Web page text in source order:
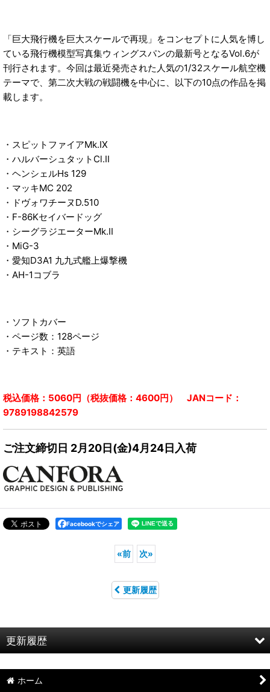
「巨大飛行機を巨大スケールで再現」をコンセプトに人気を博し
ている飛行機模型写真集ウィングスパンの最新号となるVol.6が
刊行されます。今回は最近発売された人気の1/32スケール航空機
テーマで、第二次大戦の戦闘機を中心に、以下の10点の作品を掲
載します。
・スピットファイアMk.IX
・ハルバーシュタットCl.II
・ヘンシェルHs 129
・マッキMC 202
・ドヴォワチーヌD.510
・F-86Kセイバードッグ
・シーグラジエーターMk.II
・MiG-3
・愛知D3A1 九九式艦上爆撃機
・AH-1コブラ
・ソフトカバー
・ページ数：128ページ
・テキスト：英語
税込価格：5060円（税抜価格：4600円） JANコード：
9789198842579
ご注文締切日 2月20日(金)4月24日入荷
Facebookでシェア
«前 次»
更新履歴
更新履歴
ホーム